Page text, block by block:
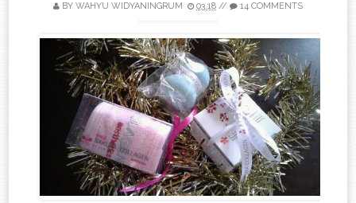
BY WAHYU WIDYANINGRUM 03.18 // 14 COMMENTS